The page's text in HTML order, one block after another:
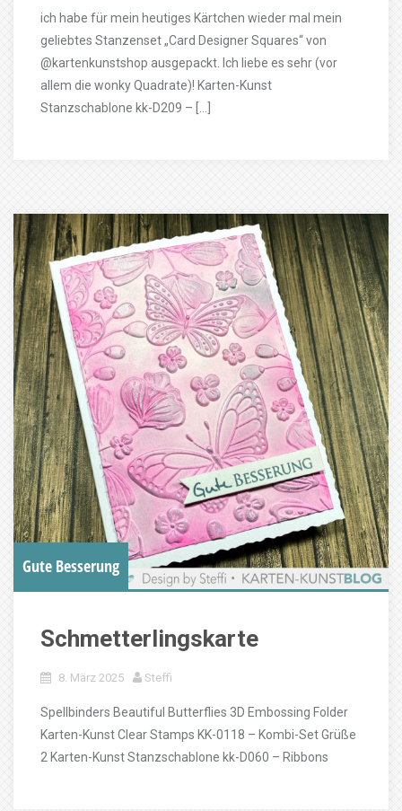
ich habe für mein heutiges Kärtchen wieder mal mein
geliebtes Stanzenset „Card Designer Squares“ von
@kartenkunstshop ausgepackt. Ich liebe es sehr (vor
allem die wonky Quadrate)! Karten-Kunst
Stanzschablone kk-D209 – […]
Gute Besserung
Schmetterlingskarte
8. März 2025 Steffi
Spellbinders Beautiful Butterflies 3D Embossing Folder
Karten-Kunst Clear Stamps KK-0118 – Kombi-Set Grüße
2 Karten-Kunst Stanzschablone kk-D060 – Ribbons